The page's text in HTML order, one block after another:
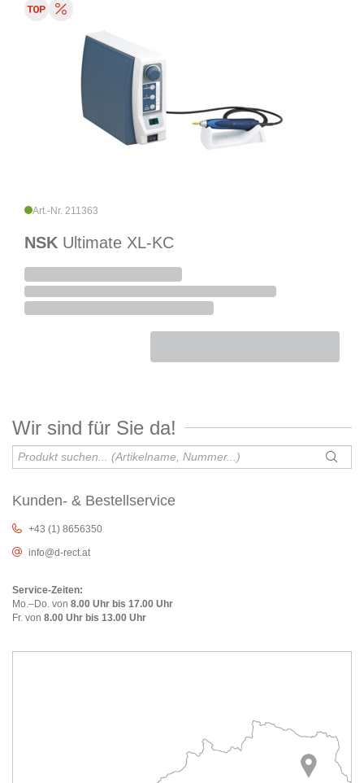
Art.-Nr. 211363
NSK Ultimate XL-KC
Wir sind für Sie da!
Kunden- & Bestellservice
+43 (1) 8656350
info@d-rect.at
Service-Zeiten:
Mo.–Do. von 8.00 Uhr bis 17.00 Uhr
Fr. von 8.00 Uhr bis 13.00 Uhr